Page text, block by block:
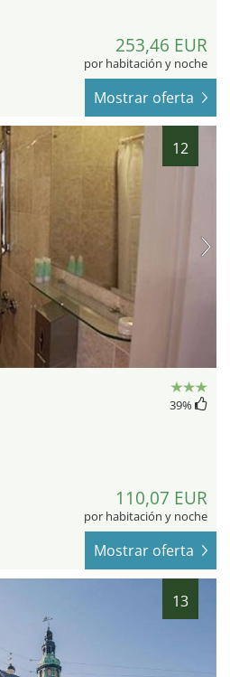
253,46 EUR
por habitación y noche
Mostrar oferta
12
39%
110,07 EUR
por habitación y noche
Mostrar oferta
13